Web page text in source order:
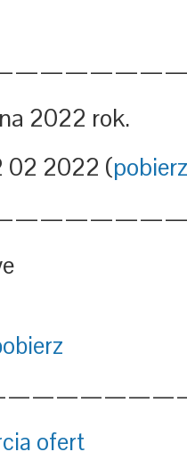
2022 rok.
02 2022 (pobierz
ofert